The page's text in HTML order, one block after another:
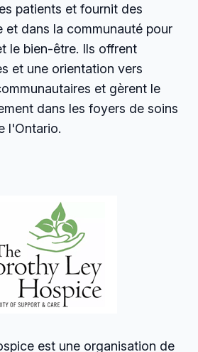
patients et fournit des
et dans la communauté pour
le bien-être. Ils offrent
et une orientation vers
et gèrent le
dans les foyers de soins
l'Ontario.
est une organisation de